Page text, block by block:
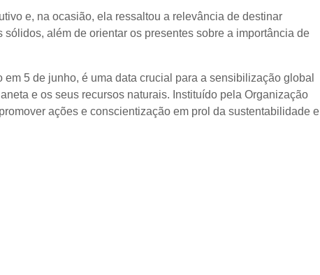
e, na ocasião, ela ressaltou a relevância de destinar
além de orientar os presentes sobre a importância de
5 de junho, é uma data crucial para a sensibilização global
e os seus recursos naturais. Instituído pela Organização
ações e conscientização em prol da sustentabilidade e